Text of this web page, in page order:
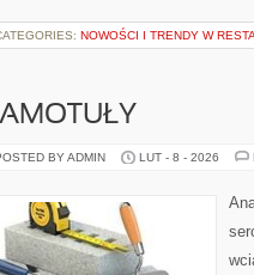
NOWOŚCI I TRENDY W
BY ADMIN LUT - 8 - 2026